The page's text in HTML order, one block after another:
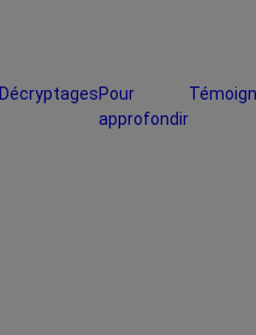
DécryptagesPour
approfondir